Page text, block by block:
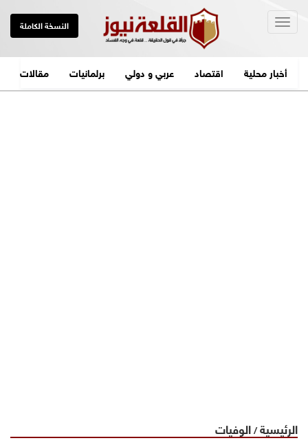
النسخة الكاملة
أخبار محلية اقتصاد عربي و دولي برلمانيات مقالات
الرئيسية/الوفيات